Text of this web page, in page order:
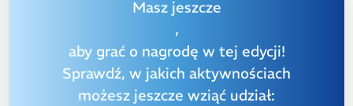
Masz jeszcze
,
aby grać o nagrodę w tej edycji!
Sprawdź, w jakich aktywnościach
możesz jeszcze wziąć udział: